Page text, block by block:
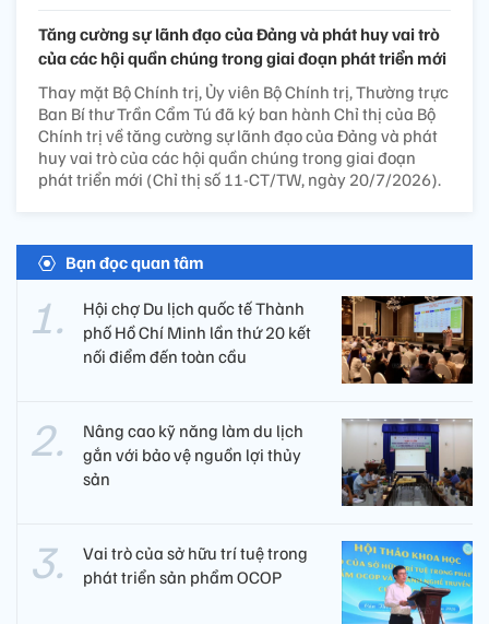
Tăng cường sự lãnh đạo của Đảng và phát huy vai trò
của các hội quần chúng trong giai đoạn phát triển mới
Thay mặt Bộ Chính trị, Ủy viên Bộ Chính trị, Thường trực
Ban Bí thư Trần Cẩm Tú đã ký ban hành Chỉ thị của Bộ
Chính trị về tăng cường sự lãnh đạo của Đảng và phát
huy vai trò của các hội quần chúng trong giai đoạn
phát triển mới (Chỉ thị số 11-CT/TW, ngày 20/7/2026).
Bạn đọc quan tâm
Hội chợ Du lịch quốc tế Thành
phố Hồ Chí Minh lần thứ 20 kết
nối điểm đến toàn cầu
Nâng cao kỹ năng làm du lịch
gắn với bảo vệ nguồn lợi thủy
sản
Vai trò của sở hữu trí tuệ trong
phát triển sản phẩm OCOP